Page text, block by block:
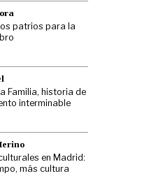
patrios para la
Familia, historia de
interminable
en Madrid:
más cultura